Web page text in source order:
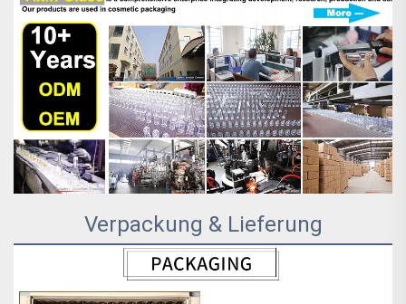
Verpackung & Lieferung